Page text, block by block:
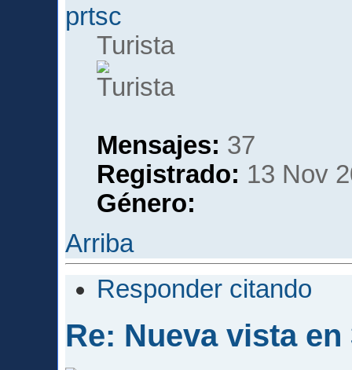
prtsc
Turista
Mensajes: 37
Registrado: 13 Nov
Género:
Arriba
Responder citando
Re: Nueva vista